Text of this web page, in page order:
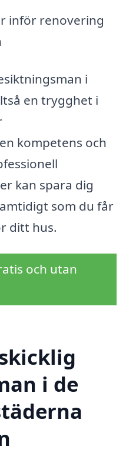
inför renovering
i
en trygghet i
kompetens och
kan spara dig
som du får
ditt hus.
och utan
i de